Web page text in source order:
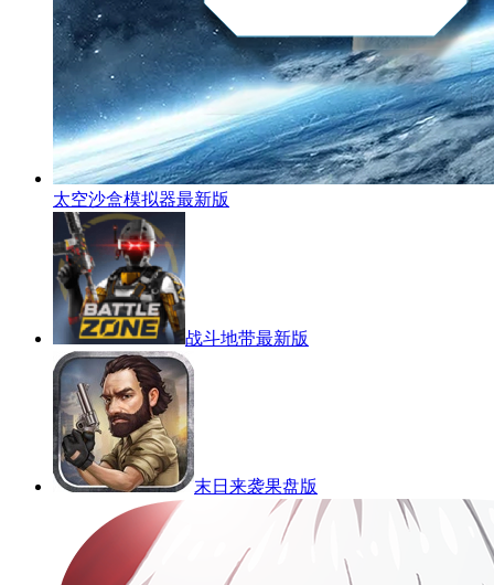
太空沙盒模拟器最新版
战斗地带最新版
末日来袭果盘版